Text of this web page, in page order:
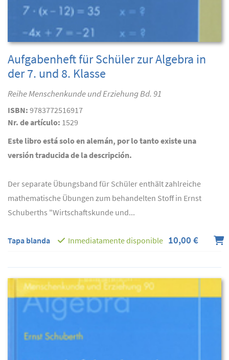
Aufgabenheft für Schüler zur Algebra in
der 7. und 8. Klasse
Reihe Menschenkunde und Erziehung Bd. 91
ISBN: 9783772516917
Nr. de artículo: 1529
Este libro está solo en alemán, por lo tanto existe una
versión traducida de la descripción.
Der separate Übungsband für Schüler enthält zahlreiche
mathematische Übungen zum behandelten Stoff in Ernst
Schuberths "Wirtschaftskunde und...
Tapa blanda Inmediatamente disponible 10,00 €